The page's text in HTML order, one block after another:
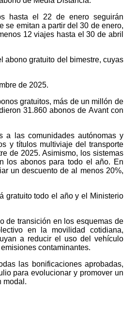
hasta el 22 de enero seguirán
se emitan a partir del 30 de enero,
12 viajes hasta el 30 de abril
abono gratuito del bimestre, cuyas
de 2025.
gratuitos, más de un millón de
31.860 abonos de Avant con
a las comunidades autónomas y
y títulos multiviaje del transporte
de 2025. Asimismo, los sistemas
los abonos para todo el año. En
un descuento de al menos 20%,
gratuito todo el año y el Ministerio
de transición en los esquemas de
en la movilidad cotidiana,
a reducir el uso del vehículo
contaminantes.
las bonificaciones aprobadas,
para evolucionar y promover un
modal.